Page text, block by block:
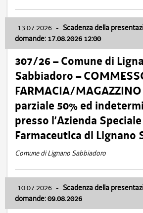
13.07.2026 - Scadenza della
domande: 17.08.2026 12:00
307/26 – Comune di
Sabbiadoro –
FARMACIA/
parziale 50% ed
presso l’Azienda Speciale
Farmaceutica di Lignano
Comune di Lignano Sabbiadoro
10.07.2026 - Scadenza della
domande: 09.08.2026